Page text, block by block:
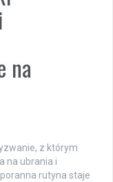
na
z którym
na ubrania i
rutyna staje